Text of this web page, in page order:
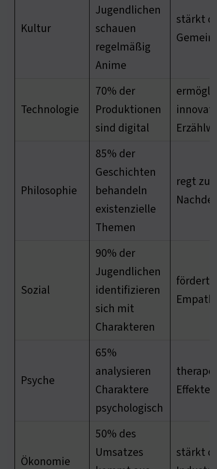
Kultur
Jugendlichen
schauen
regelmäßig
Anime
stärkt
Technologie
70% der
Produktionen
sind digital
Philosophie
85% der
Geschichten
behandeln
existenzielle
Themen
regt
Sozial
90% der
Jugendlichen
identifizieren
sich mit
Charakteren
fördert
Psyche
65%
analysieren
Charaktere
psychologisch
Effekte
Ökonomie
50% des
Umsatzes
stärkt